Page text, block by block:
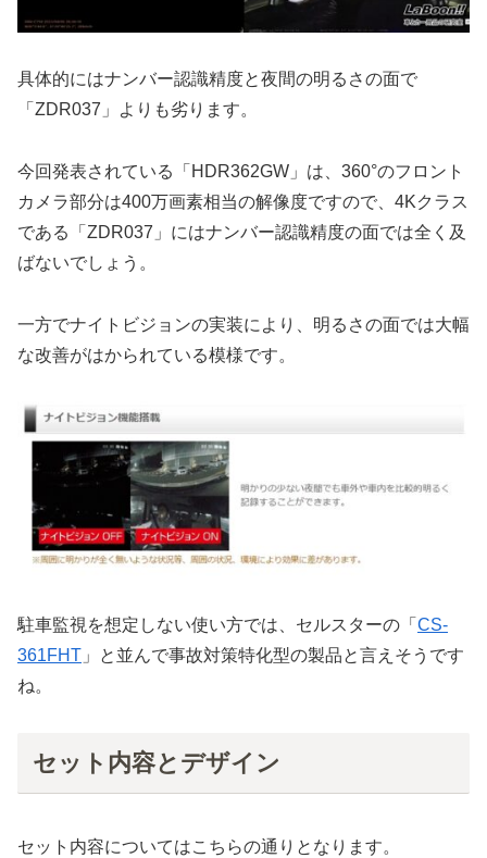
具体的にはナンバー認識精度と夜間の明るさの面で
「ZDR037」よりも劣ります。
今回発表されている「HDR362GW」は、360°のフロント
カメラ部分は400万画素相当の解像度ですので、4Kクラス
である「ZDR037」にはナンバー認識精度の面では全く及
ばないでしょう。
一方でナイトビジョンの実装により、明るさの面では大幅
な改善がはかられている模様です。
駐車監視を想定しない使い方では、セルスターの「 CS-
361FHT 」と並んで事故対策特化型の製品と言えそうです
ね。
セット内容とデザイン
セット内容についてはこちらの通りとなります。